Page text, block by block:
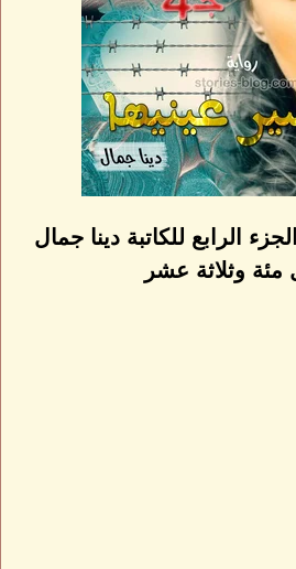
الرابع للكاتبة دينا جمال
مئة وثلاثة عشر